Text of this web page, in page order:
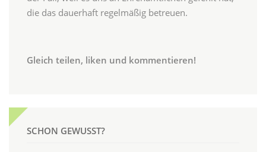
die das dauerhaft regelmäßig betreuen.
Gleich teilen, liken und kommentieren!
SCHON GEWUSST?